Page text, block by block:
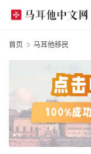
首页 马耳他移民